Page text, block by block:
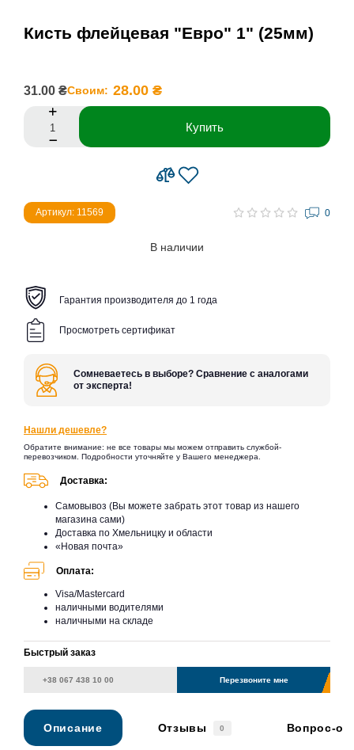
Кисть флейцевая "Евро" 1" (25мм)
31.00 ₴Своим: 28.00 ₴
Купить
Артикул: 11569 0
В наличии
Гарантия производителя до 1 года
Просмотреть сертификат
Сомневаетесь в выборе? Сравнение с аналогами
от эксперта!
Нашли дешевле?
Обратите внимание: не все товары мы можем отправить службой-
перевозчиком. Подробности уточняйте у Вашего менеджера.
Доставка:
Самовывоз (Вы можете забрать этот товар из нашего
магазина сами)
Доставка по Хмельницку и области
«Новая почта»
Оплата:
Visa/Mastercard
наличными водителями
наличными на складе
Быстрый заказ
Перезвоните мне
Описание Отзывы 0 Вопрос-